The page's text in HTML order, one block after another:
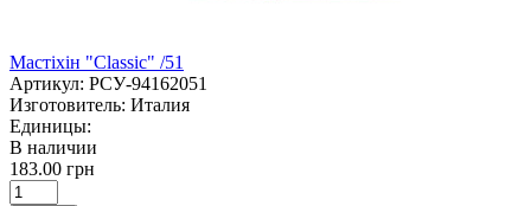
Мастіхін "Classic" /51
Артикул: РСУ-94162051
Изготовитель: Италия
Единицы:
В наличии
183.00 грн